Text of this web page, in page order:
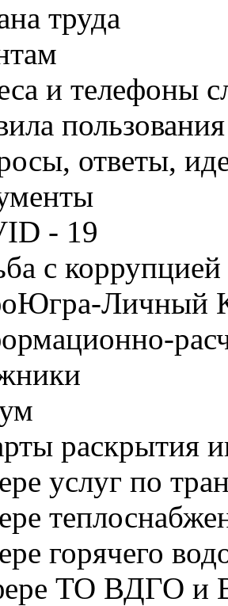
труда
и телефоны
ответы,
- 19
с
Личный
раскрытия
услуг по
горячего
ТО ВДГО и